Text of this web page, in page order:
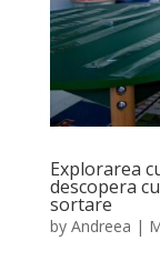
Explorarea
descopera
sortare
by Andreea |